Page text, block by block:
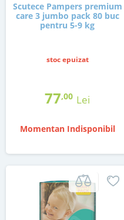
Scutece Pampers premium
care 3 jumbo pack 80 buc
pentru 5-9 kg
stoc epuizat
77,00 Lei
Momentan Indisponibil